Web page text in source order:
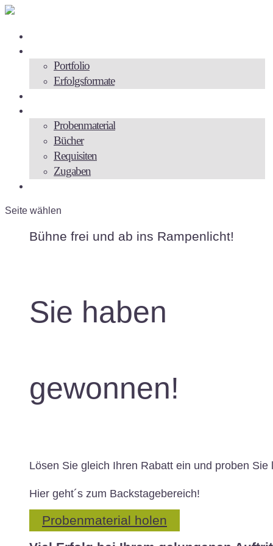
Portfolio
Erfolgsformate
Probenmaterial
Bücher
Requisiten
Zugaben
Seite wählen
Bühne frei und ab ins Rampenlicht!
Sie haben
gewonnen!
Lösen Sie gleich Ihren Rabatt ein und proben Sie
Hier geht´s zum Backstagebereich!
Probenmaterial holen